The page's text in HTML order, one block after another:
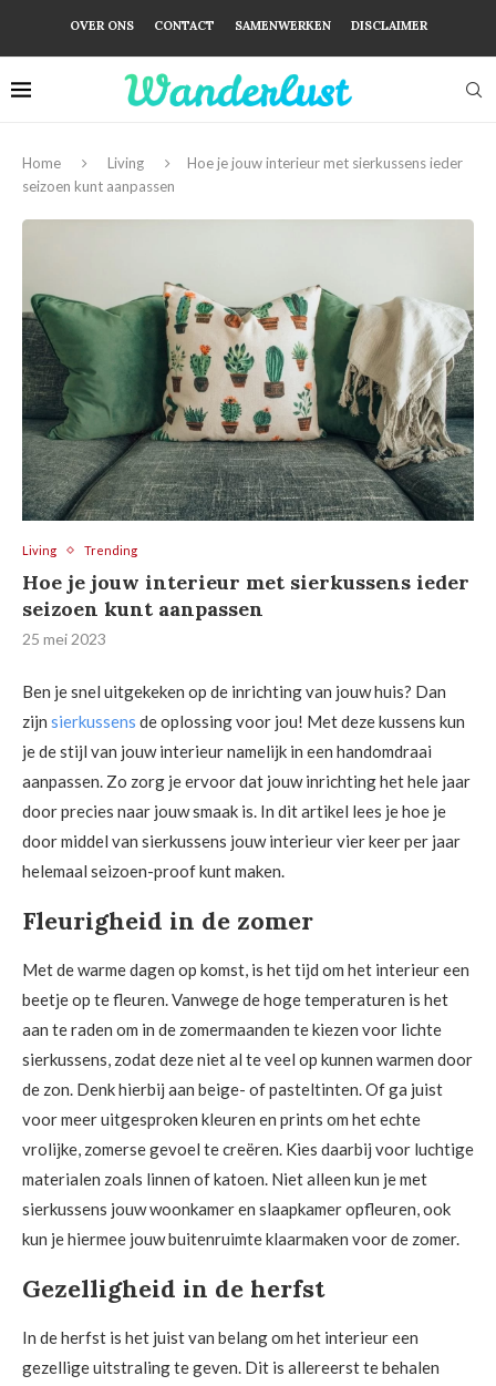
OVER ONS CONTACT SAMENWERKEN DISCLAIMER
Home Living
Hoe je jouw interieur met sierkussens ieder
seizoen kunt aanpassen
Living Trending
Hoe je jouw interieur met sierkussens ieder
seizoen kunt aanpassen
25 mei 2023
Ben je snel uitgekeken op de inrichting van jouw huis? Dan
zijn sierkussens de oplossing voor jou! Met deze kussens kun
je de stijl van jouw interieur namelijk in een handomdraai
aanpassen. Zo zorg je ervoor dat jouw inrichting het hele jaar
door precies naar jouw smaak is. In dit artikel lees je hoe je
door middel van sierkussens jouw interieur vier keer per jaar
helemaal seizoen-proof kunt maken.
Fleurigheid in de zomer
Met de warme dagen op komst, is het tijd om het interieur een
beetje op te fleuren. Vanwege de hoge temperaturen is het
aan te raden om in de zomermaanden te kiezen voor lichte
sierkussens, zodat deze niet al te veel op kunnen warmen door
de zon. Denk hierbij aan beige- of pasteltinten. Of ga juist
voor meer uitgesproken kleuren en prints om het echte
vrolijke, zomerse gevoel te creëren. Kies daarbij voor luchtige
materialen zoals linnen of katoen. Niet alleen kun je met
sierkussens jouw woonkamer en slaapkamer opfleuren, ook
kun je hiermee jouw buitenruimte klaarmaken voor de zomer.
Gezelligheid in de herfst
In de herfst is het juist van belang om het interieur een
gezellige uitstraling te geven. Dit is allereerst te behalen